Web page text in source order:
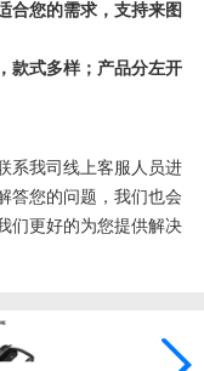
合您的需求，支持来图
款式多样；产品分左开
系我司线上客服人员进
答您的问题，我们也会
们更好的为您提供解决